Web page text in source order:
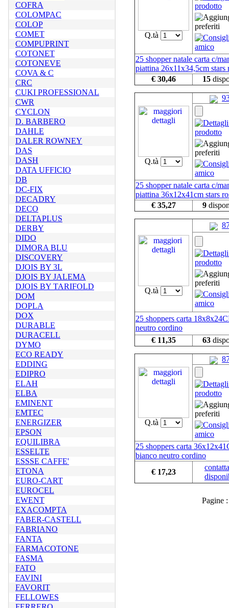
COFRA
COLOMPAC
COLOP
COMET
COMPUPRINT
COTONET
COTONEVE
COVA & C
CRC
CUKI PROFESSIONAL
CWR
CYCLON
D. BARBERO
DAHLE
DALER ROWNEY
DAS
DASH
DATA UFFICIO
DB
DC-FIX
DECADRY
DECO
DELTAPLUS
DERBY
DIDO
DIMORA BLU
DISCOVERY
DJOIS BY 3L
DJOIS BY JALEMA
DJOIS BY TARIFOLD
DOM
DOPLA
DOX
DURABLE
DURACELL
DYMO
ECO READY
EDDING
EDIPRO
ELAH
ELBA
EMINENT
EMTEC
ENERGIZER
EPSON
EQUILIBRA
ESSELTE
ESSSE CAFFE'
ETONA
EURO-CART
EUROCEL
EWENT
EXACOMPTA
FABER-CASTELL
FABRIANO
FANTA
FARMACOTONE
FASMA
FATO
FAVINI
FAVORIT
FELLOWES
Q.tà
25 shopper natale carta c/
piattina 26x11x34,5cm stars
€ 30,46
15
Q.tà
25 shopper natale carta c/
piattina 36x12x41cm stars
€ 35,27
9
Q.tà
25 shoppers carta
neutro cordino
€ 11,35
63
Q.tà
25 shoppers carta
bianco neutro cordino
€ 17,23